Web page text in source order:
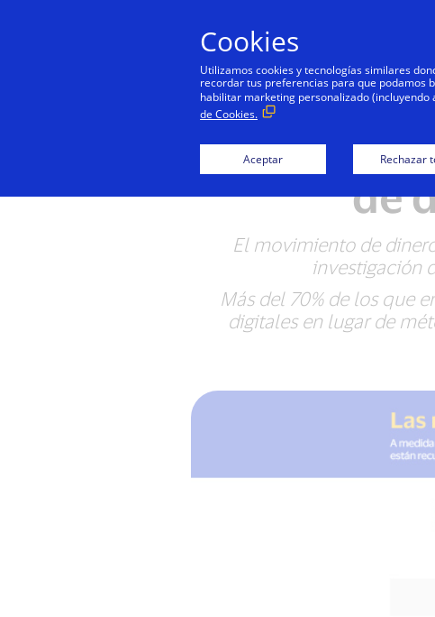
Visa
de
El movimiento de
investigación
Más del 70% de los que
digitales en lugar de
Cookies
Utilizamos cookies y tecnologías similares
recordar tus preferencias para que podamos
habilitar marketing personalizado
de Cookies.
Aceptar Rechazar